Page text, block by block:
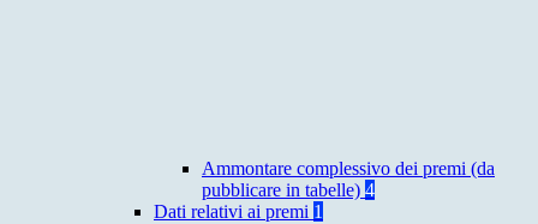
Ammontare complessivo dei premi (da
pubblicare in tabelle) 4
Dati relativi ai premi 1